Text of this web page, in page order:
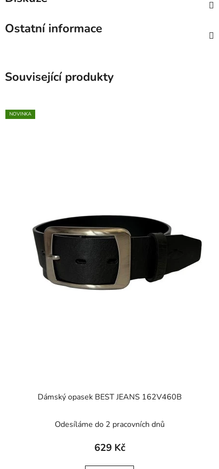
Ostatní informace
Související produkty
NOVINKA
Dámský opasek BEST JEANS 162V460B
Odesíláme do 2 pracovních dnů
629 Kč